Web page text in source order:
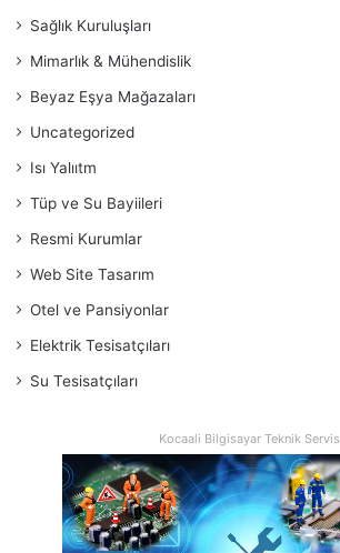
Sağlık Kuruluşları
Mimarlık & Mühendislik
Beyaz Eşya Mağazaları
Uncategorized
Isı Yalııtm
Tüp ve Su Bayiileri
Resmi Kurumlar
Web Site Tasarım
Otel ve Pansiyonlar
Elektrik Tesisatçıları
Su Tesisatçıları
Kocaali Bilgisayar Teknik Servis